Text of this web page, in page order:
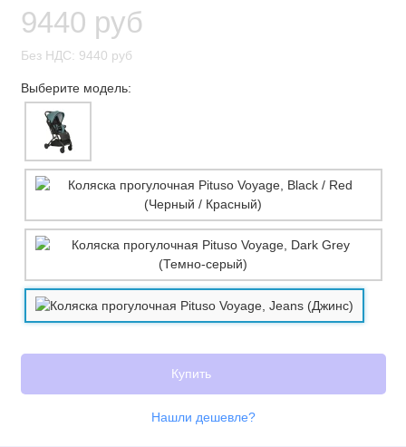
9440 руб
Без НДС: 9440 руб
Выберите модель:
Купить
Нашли дешевле?